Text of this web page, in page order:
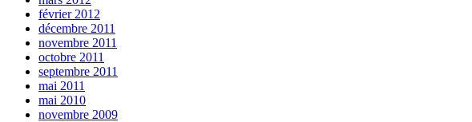
février 2012
décembre 2011
novembre 2011
octobre 2011
septembre 2011
mai 2011
mai 2010
novembre 2009